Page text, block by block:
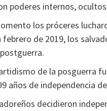
poderes internos,
los próceres
de 2019, los
de la posguerra
años de independencia
decidieron